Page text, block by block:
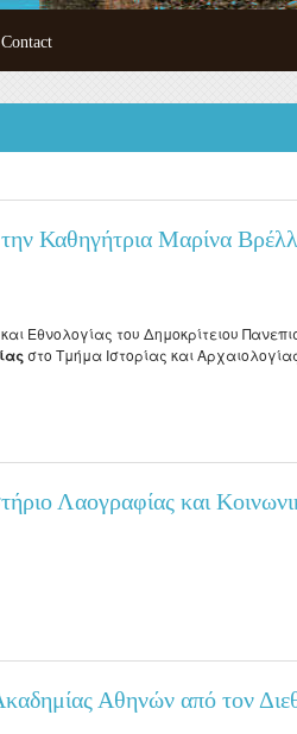
Contact
Καθηγήτρια Μαρίνα
Εθνολογίας του Δημοκρίτειου
στο Τμήμα Ιστορίας και
Λαογραφίας και
Αθηνών από τον